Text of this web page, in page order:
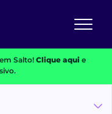
Salto! Clique aquie